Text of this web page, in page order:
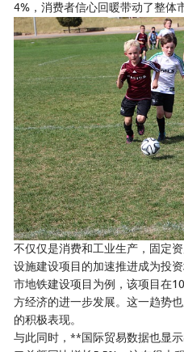
4%，消费者信心回暖带动了整体
不仅仅是消费和工业生产，固定
设施建设项目的加速推进成为投
市地铁建设项目为例，该项目在
方经济的进一步发展。这一趋势
的积极表现。
与此同时，**国际贸易数据也显